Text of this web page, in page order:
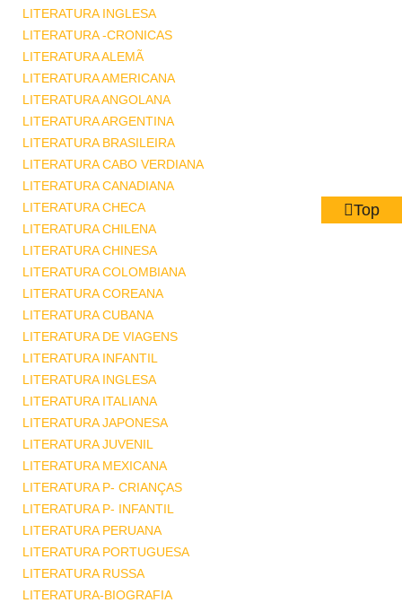
LITERATURA INGLESA
LITERATURA -CRONICAS
LITERATURA ALEMÃ
LITERATURA AMERICANA
LITERATURA ANGOLANA
LITERATURA ARGENTINA
LITERATURA BRASILEIRA
LITERATURA CABO VERDIANA
LITERATURA CANADIANA
LITERATURA CHECA
LITERATURA CHILENA
LITERATURA CHINESA
LITERATURA COLOMBIANA
LITERATURA COREANA
LITERATURA CUBANA
LITERATURA DE VIAGENS
LITERATURA INFANTIL
LITERATURA INGLESA
LITERATURA ITALIANA
LITERATURA JAPONESA
LITERATURA JUVENIL
LITERATURA MEXICANA
LITERATURA P- CRIANÇAS
LITERATURA P- INFANTIL
LITERATURA PERUANA
LITERATURA PORTUGUESA
LITERATURA RUSSA
LITERATURA-BIOGRAFIA
Top